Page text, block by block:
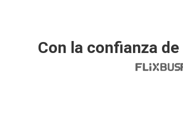
Con la confianza